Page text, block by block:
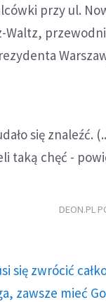
przy ul.
się znaleźć.
taką chęć -
DEON.PL
się zwrócić
zawsze mieć